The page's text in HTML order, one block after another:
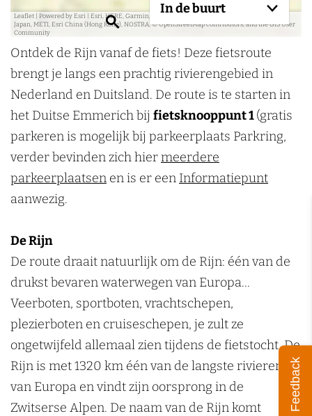
Z
k
e
In de buurt
Leaflet
Powered by Esri | Esri, HERE, Garmin, USGS, Intermap, INCREMENT P, NRCAN, Esri
Japan, METI, Esri China (Hong Kong), NOSTRA, © OpenStreetMap contributors, and the GIS User
Community
Ontdek de Rijn vanaf de fiets! Deze fietsroute
brengt je langs een prachtig rivierengebied in
Nederland en Duitsland. De route is te starten in
het Duitse Emmerich bij fietsknooppunt 1(gratis
parkeren is mogelijk bij parkeerplaats Parkring,
verder bevinden zich hiermeerdere
parkeerplaatsen en is er een Informatiepunt
aanwezig.
De Rijn
De route draait natuurlijk om de Rijn: één van de
drukst bevaren waterwegen van Europa...
Veerboten, sportboten, vrachtschepen,
plezierboten en cruiseschepen, je zult ze
ongetwijfeld allemaal zien tijdens de fietstocht. De
Rijn is met 1320 km één van de langste rivieren
van Europa en vindt zijn oorsprong in de
Zwitserse Alpen. De naam van de Rijn komt
Feedback